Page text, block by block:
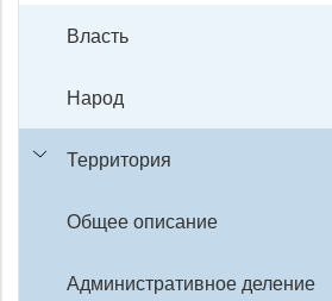
Власть
Народ
Территория
Общее описание
Административное деление